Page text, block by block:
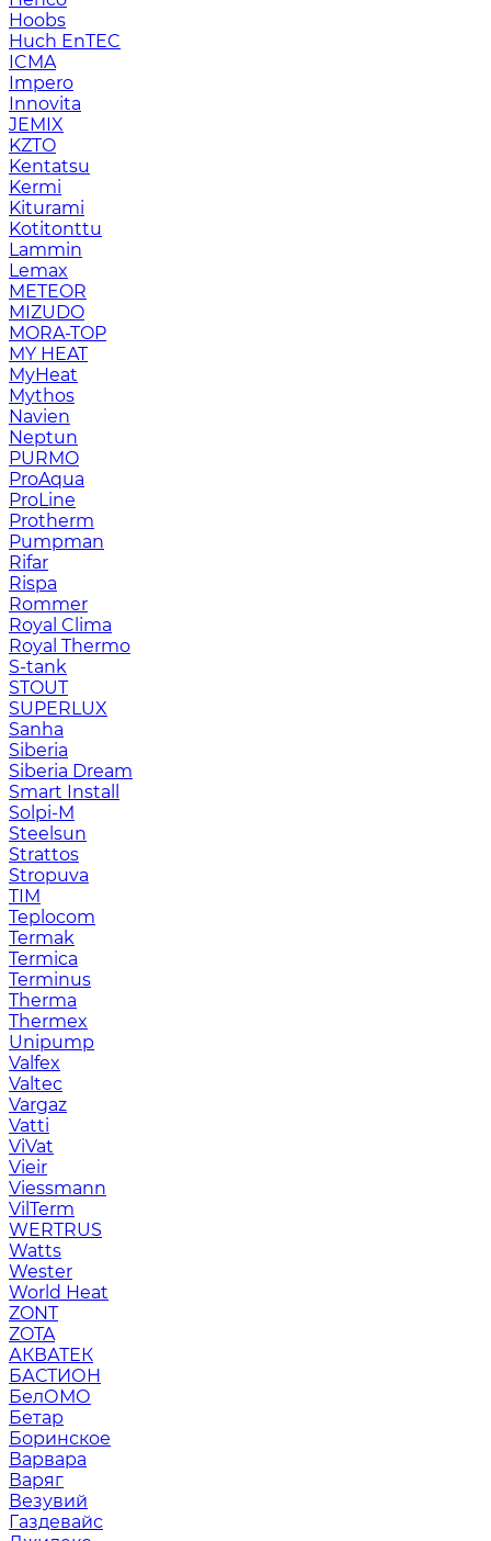
Hoobs
Huch EnTEC
ICMA
Impero
Innovita
JEMIX
KZTO
Kentatsu
Kermi
Kiturami
Kotitonttu
Lammin
Lemax
METEOR
MIZUDO
MORA-TOP
MY HEAT
MyHeat
Mythos
Navien
Neptun
PURMO
ProAqua
ProLine
Protherm
Pumpman
Rifar
Rispa
Rommer
Royal Clima
Royal Thermo
S-tank
STOUT
SUPERLUX
Sanha
Siberia
Siberia Dream
Smart Install
Solpi-M
Steelsun
Strattos
Stropuva
TIM
Teplocom
Termak
Termica
Terminus
Therma
Thermex
Unipump
Valfex
Valtec
Vargaz
Vatti
ViVat
Vieir
Viessmann
VilTerm
WERTRUS
Watts
Wester
World Heat
ZONT
ZOTA
АКВАТЕК
БАСТИОН
БелОМО
Бетар
Боринское
Варвара
Варяг
Везувий
Газдевайс